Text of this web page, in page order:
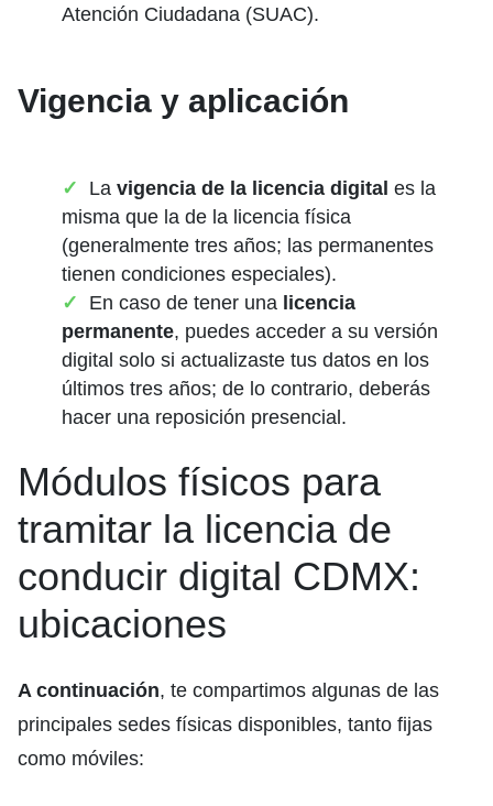
Atención Ciudadana (SUAC).
Vigencia y aplicación
La vigencia de la licencia digital es la
misma que la de la licencia física
(generalmente tres años; las permanentes
tienen condiciones especiales).
En caso de tener una licencia
permanente, puedes acceder a su versión
digital solo si actualizaste tus datos en los
últimos tres años; de lo contrario, deberás
hacer una reposición presencial.
Módulos físicos para
tramitar la licencia de
conducir digital CDMX:
ubicaciones
A continuación, te compartimos algunas de las
principales sedes físicas disponibles, tanto fijas
como móviles: